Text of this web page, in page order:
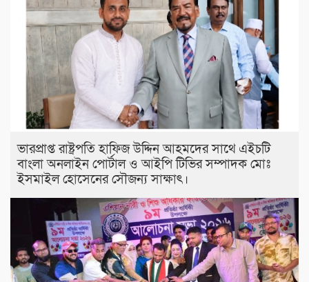
ভারপ্রাপ্ত রাষ্ট্রপতি হাফিজ উদ্দিন আহমদের সাথে এইচটি
বাংলা অনলাইন পোর্টাল ও আইপি টিভির সম্পাদক মোঃ
ইসমাইল হোসেনের সৌজন্য সাক্ষাৎ।